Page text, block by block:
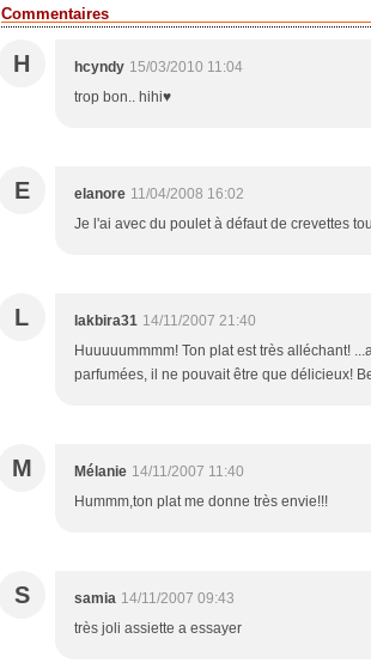
Commentaires
H hcyndy 15/03/2010 11:04
trop bon.. hihi♥
E elanore 11/04/2008 16:02
Je l'ai avec du poulet à défaut de crevettes
L lakbira31 14/11/2007 21:40
Huuuuummmm! Ton plat est très alléchant!
parfumées, il ne pouvait être que délicieux!
M Mélanie 14/11/2007 11:40
Hummm,ton plat me donne très envie!!!
S samia 14/11/2007 09:43
très joli assiette a essayer